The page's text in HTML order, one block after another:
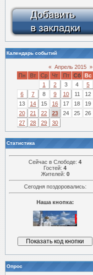
Календарь событий
« Апрель 2015 »
Пн
Вт Ср Чт Пт Сб
Вс
1
2 3 4
5
6
7 8 9 10 11
12
13
14 15 16 17 18
19
20
21 22 23 24 25
26
27
28 29 30
Статистика
Сейчас в Слободе: 4
Гостей: 4
Жителей: 0
Сегодня поздоровались:
Наша кнопка:
Опрос